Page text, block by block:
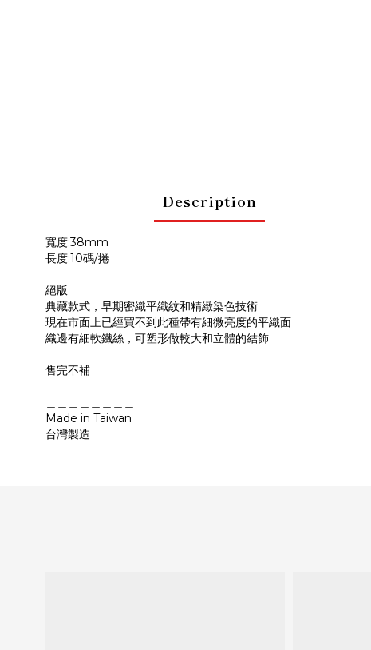
Description
寬度:38mm
長度:10碼/捲
絕版
典藏款式，早期密織平織紋和精緻染色技術
現在市面上已經買不到此種帶有細微亮度的平織面
織邊有細軟鐵絲，可塑形做較大和立體的結飾
售完不補
Made in Taiwan
台灣製造